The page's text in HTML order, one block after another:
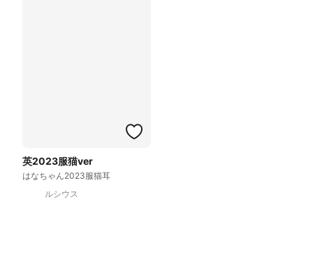
英2023服猫ver
はなちゃん2023服猫耳
ルシウス